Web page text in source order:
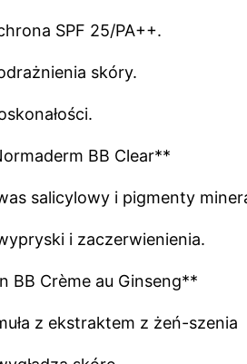
SPF 25/PA++.
skóry.
BB Clear**
salicylowy i pigmenty
i zaczerwienienia.
BB Crème au Ginseng**
z ekstraktem z żeń-szenia